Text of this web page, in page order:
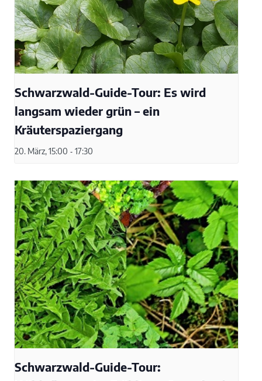
Schwarzwald-Guide-Tour: Es wird
langsam wieder grün – ein
Kräuterspaziergang
20. März, 15:00 - 17:30
Schwarzwald-Guide-Tour: